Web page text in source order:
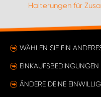
Halterungen für
WÄHLEN SIE EIN
EINKAUFSBEDINGUNGEN
ÄNDERE DEINE